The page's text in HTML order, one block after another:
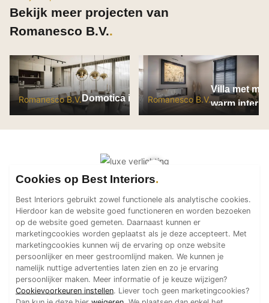
Technologie
Audio/Video
Domotica
Mirror TV
Fitnessapparatuur
Wifi
Akoestiek
Binnenzwembaden
Wellness
Wijnkelder en wijnkasten
Bekijk meer projecten van
Romanesco B.V.
Romanesco B.V. Domotica in luxe villaRomanesco B.V.
Villa met
warm
Cookies op Best Interiors
Best Interiors gebruikt zowel functionele als analytische cookies.
Hierdoor kan de website goed functioneren en worden bezoeken
op de website goed gemeten. Daarnaast kunnen er
marketingcookies worden geplaatst als je deze accepteert. Met
marketingcookies kunnen wij de ervaring op onze website
persoonlijker en meer gestroomlijnd maken. We kunnen je
namelijk nuttige advertenties laten zien en zo je ervaring
persoonlijker maken. Meer informatie of je keuze wijzigen?
Cookievoorkeuren instellen. Liever toch geen marketingcookies?